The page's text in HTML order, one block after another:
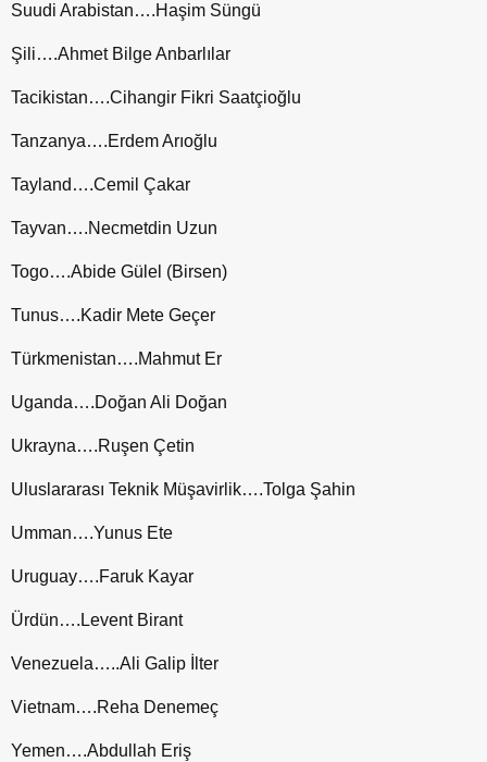
Suudi Arabistan….Haşim Süngü
Şili….Ahmet Bilge Anbarlılar
Tacikistan….Cihangir Fikri Saatçioğlu
Tanzanya….Erdem Arıoğlu
Tayland….Cemil Çakar
Tayvan….Necmetdin Uzun
Togo….Abide Gülel (Birsen)
Tunus….Kadir Mete Geçer
Türkmenistan….Mahmut Er
Uganda….Doğan Ali Doğan
Ukrayna….Ruşen Çetin
Uluslararası Teknik Müşavirlik….Tolga Şahin
Umman….Yunus Ete
Uruguay….Faruk Kayar
Ürdün….Levent Birant
Venezuela…..Ali Galip İlter
Vietnam….Reha Denemeç
Yemen….Abdullah Eriş